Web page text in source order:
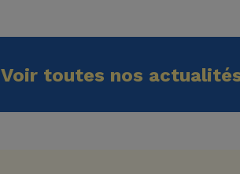
Voir toutes nos